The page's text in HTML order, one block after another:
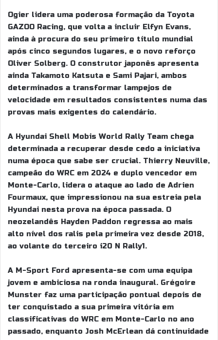
Ogier lidera uma poderosa formação da Toyota
GAZOO Racing, que volta a incluir Elfyn Evans,
ainda à procura do seu primeiro título mundial
após cinco segundos lugares, e o novo reforço
Oliver Solberg. O construtor japonês apresenta
ainda Takamoto Katsuta e Sami Pajari, ambos
determinados a transformar lampejos de
velocidade em resultados consistentes numa das
provas mais exigentes do calendário.
A Hyundai Shell Mobis World Rally Team chega
determinada a recuperar desde cedo a iniciativa
numa época que sabe ser crucial. Thierry Neuville,
campeão do WRC em 2024 e duplo vencedor em
Monte-Carlo, lidera o ataque ao lado de Adrien
Fourmaux, que impressionou na sua estreia pela
Hyundai nesta prova na época passada. O
neozelandês Hayden Paddon regressa ao mais
alto nível dos ralis pela primeira vez desde 2018,
ao volante do terceiro i20 N Rally1.
A M-Sport Ford apresenta-se com uma equipa
jovem e ambiciosa na ronda inaugural. Grégoire
Munster faz uma participação pontual depois de
ter conquistado a sua primeira vitória em
classificativas do WRC em Monte-Carlo no ano
passado, enquanto Josh McErlean dá continuidade